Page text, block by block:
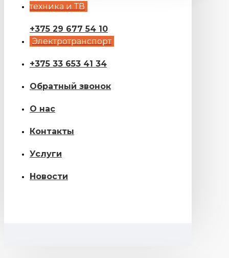
техника и ТВ
+375 29 677 54 10
Электротранспорт
+375 33 653 41 34
Обратный звонок
О нас
Контакты
Услуги
Новости